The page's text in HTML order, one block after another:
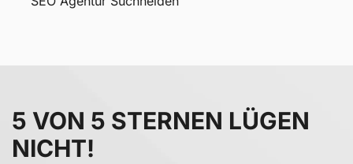
5 VON 5 STERNEN LÜGEN
NICHT!